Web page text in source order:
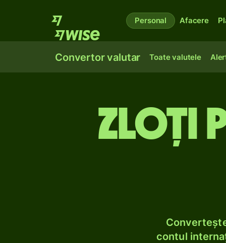
Personal Afacere
Convertor valutar Toate valutele
Zloți
contul